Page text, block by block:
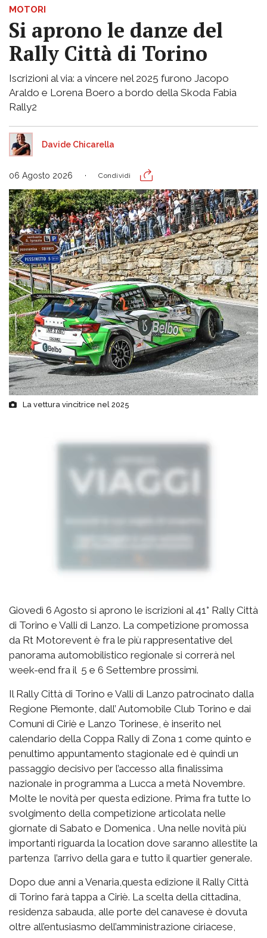
MOTORI
Si aprono le danze del
Rally Città di Torino
Iscrizioni al via: a vincere nel 2025 furono Jacopo
Araldo e Lorena Boero a bordo della Skoda Fabia
Rally2
Davide Chicarella
06 Agosto 2026 Condividi
La vettura vincitrice nel 2025
Giovedì 6 Agosto si aprono le iscrizioni al 41° Rally Città
di Torino e Valli di Lanzo. La competizione promossa
da Rt Motorevent è fra le più rappresentative del
panorama automobilistico regionale si correrà nel
week-end fra il 5 e 6 Settembre prossimi.
Il Rally Città di Torino e Valli di Lanzo patrocinato dalla
Regione Piemonte, dall’ Automobile Club Torino e dai
Comuni di Ciriè e Lanzo Torinese, è inserito nel
calendario della Coppa Rally di Zona 1 come quinto e
penultimo appuntamento stagionale ed è quindi un
passaggio decisivo per l’accesso alla finalissima
nazionale in programma a Lucca a metà Novembre.
Molte le novità per questa edizione. Prima fra tutte lo
svolgimento della competizione articolata nelle
giornate di Sabato e Domenica . Una nelle novità più
importanti riguarda la location dove saranno allestite la
partenza l’arrivo della gara e tutto il quartier generale.
Dopo due anni a Venaria,questa edizione il Rally Città
di Torino farà tappa a Ciriè. La scelta della cittadina,
residenza sabauda, alle porte del canavese è dovuta
oltre all’entusiasmo dell’amministrazione ciriacese,